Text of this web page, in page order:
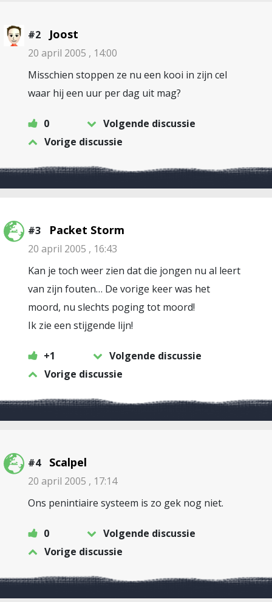
#2 Joost
20 april 2005 , 14:00
Misschien stoppen ze nu een kooi in zijn cel
waar hij een uur per dag uit mag?
0
Volgende discussie
Vorige discussie
#3 Packet Storm
20 april 2005 , 16:43
Kan je toch weer zien dat die jongen nu al leert
van zijn fouten… De vorige keer was het
moord, nu slechts poging tot moord!
Ik zie een stijgende lijn!
+1
Volgende discussie
Vorige discussie
#4 Scalpel
20 april 2005 , 17:14
Ons penintiaire systeem is zo gek nog niet.
0
Volgende discussie
Vorige discussie